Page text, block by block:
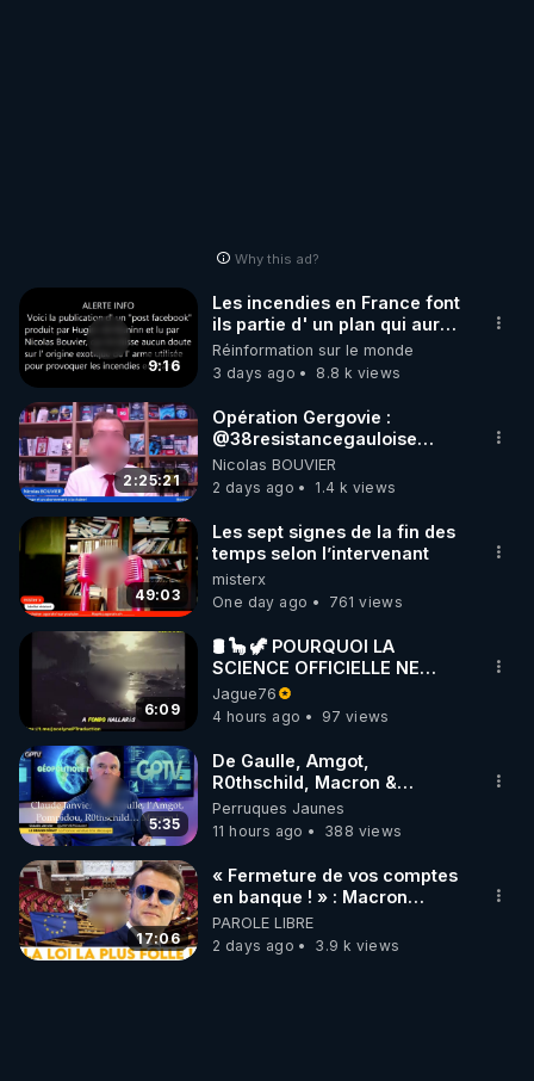
Why this ad?
9:16
Les incendies en France font
ils partie d' un plan qui aurait
débuté le 11 septembre 2001
?
Réinformation sur le monde
3 days ago
8.8 k views
2:25:21
Opération Gergovie :
‪@38resistancegauloise‬
‪@MarionSigautOfficiel‬
‪@gladysriifard5710‬ Laëtitia
Nicolas BOUVIER
2 days ago
1.4 k views
49:03
Les sept signes de la fin des
temps selon l’intervenant
misterx
One day ago
761 views
6:09
🛢 🦕 🦖 POURQUOI LA
SCIENCE OFFICIELLE NE
CONNAÎT-ELLE PAS LA VRAIE
ORIGINE DU PÉTROLE ?
Jague76
4 hours ago
97 views
5:35
De Gaulle, Amgot,
R0thschild, Macron &
Pompidou… Macron Claude
Janvier, GPTV, 18 X 2024
Perruques Jaunes
11 hours ago
388 views
17:06
« Fermeture de vos comptes
en banque ! » : Macron
impose une loi folle !
PAROLE LIBRE
2 days ago
3.9 k views